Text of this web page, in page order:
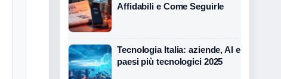
Affidabili e Come Seguirle
Tecnologia Italia: aziende, AI e
paesi più tecnologici 2025